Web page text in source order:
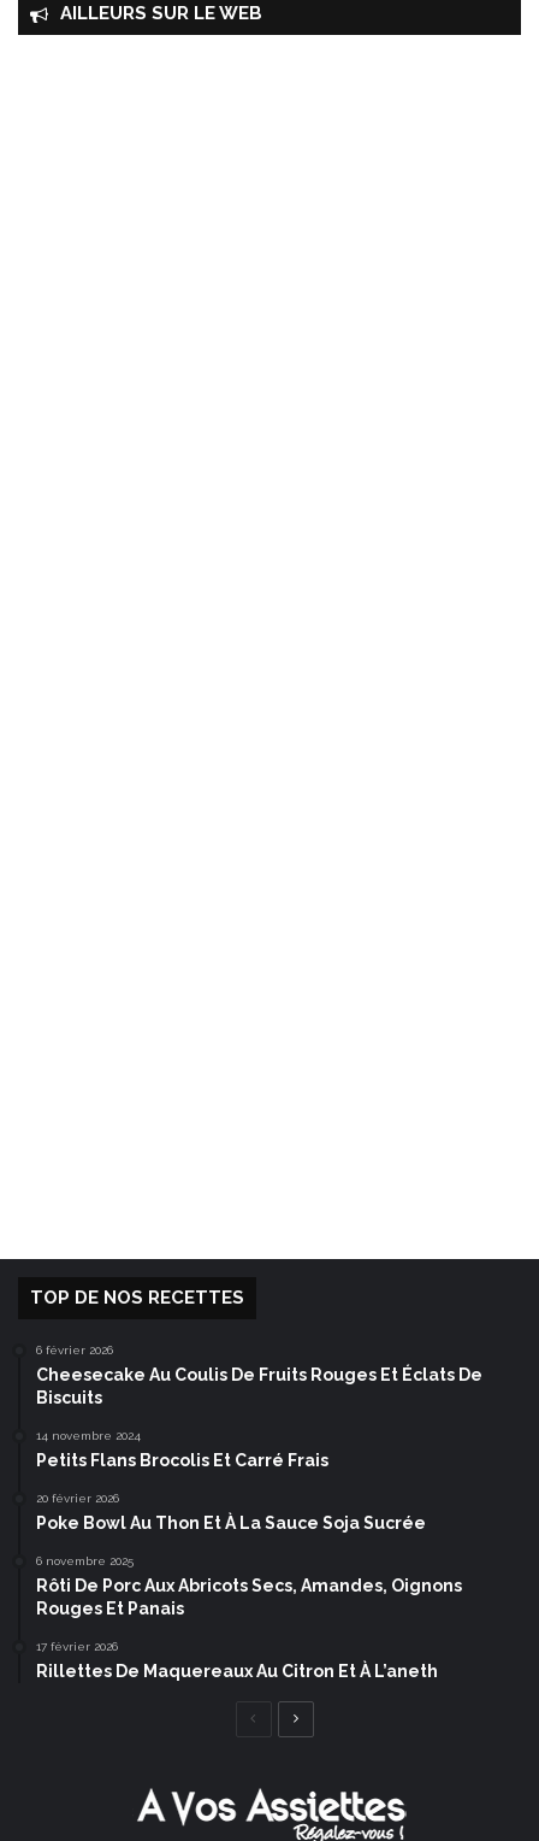
AILLEURS SUR LE WEB
TOP DE NOS RECETTES
6 février 2026
Cheesecake Au Coulis De Fruits Rouges Et Éclats De
Biscuits
14 novembre 2024
Petits Flans Brocolis Et Carré Frais
20 février 2026
Poke Bowl Au Thon Et À La Sauce Soja Sucrée
6 novembre 2025
Rôti De Porc Aux Abricots Secs, Amandes, Oignons
Rouges Et Panais
17 février 2026
Rillettes De Maquereaux Au Citron Et À L’aneth
Page